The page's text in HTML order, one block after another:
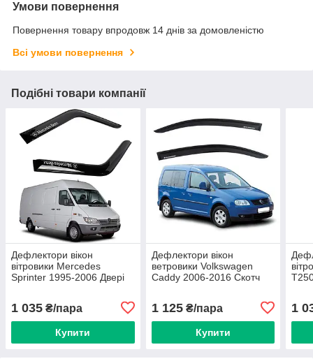
Умови повернення
Повернення товару впродовж 14 днів за домовленістю
Всі умови повернення
Подібні товари компанії
Дефлектори вікон
вітровики Mercedes
Sprinter 1995-2006 Двері
1 035 ₴/пара
Купити
Дефлектори вікон
ветровики Volkswagen
Caddy 2006-2016 Скотч
1 125₴/пара
Купити
1